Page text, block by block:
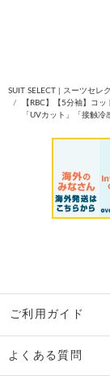
SUIT SELECT | スーツセレ
【RBC】【5分袖】コ
「UVカット」「接触冷
ご利用ガイド
よくある質問